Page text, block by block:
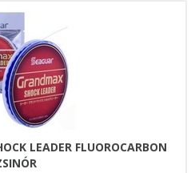
LEADER FLUOROCARBON